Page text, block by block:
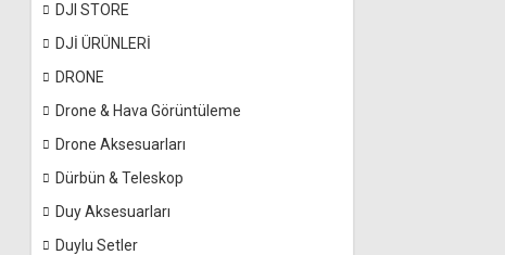
DJI STORE
DJİ ÜRÜNLERİ
DRONE
Drone & Hava Görüntüleme
Drone Aksesuarları
Dürbün & Teleskop
Duy Aksesuarları
Duylu Setler